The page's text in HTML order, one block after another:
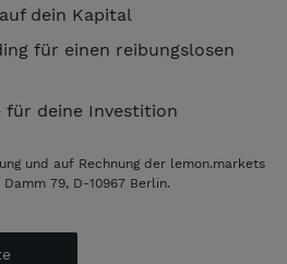
dein Kapital
für einen reibungslosen
für deine Investition
und auf Rechnung der lemon.markets
79, D-10967 Berlin.